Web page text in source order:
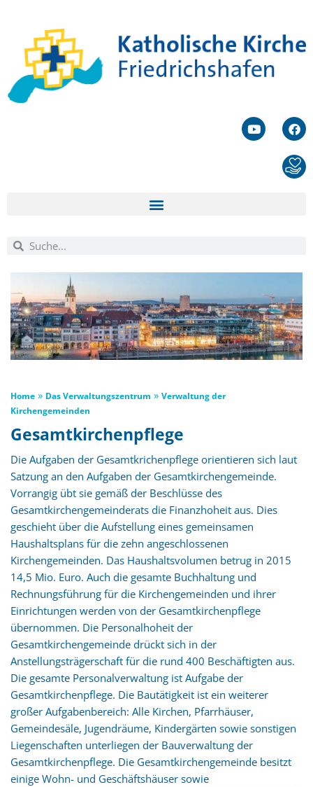
Home » Das Verwaltungszentrum » Verwaltung der
Kirchengemeinden
Gesamtkirchenpflege
Die Aufgaben der Gesamtkrichenpflege orientieren sich laut
Satzung an den Aufgaben der Gesamtkirchengemeinde.
Vorrangig übt sie gemäß der Beschlüsse des
Gesamtkirchengemeinderats die Finanzhoheit aus. Dies
geschieht über die Aufstellung eines gemeinsamen
Haushaltsplans für die zehn angeschlossenen
Kirchengemeinden. Das Haushaltsvolumen betrug in 2015
14,5 Mio. Euro. Auch die gesamte Buchhaltung und
Rechnungsführung für die Kirchengemeinden und ihrer
Einrichtungen werden von der Gesamtkirchenpflege
übernommen. Die Personalhoheit der
Gesamtkirchengemeinde drückt sich in der
Anstellungsträgerschaft für die rund 400 Beschäftigten aus.
Die gesamte Personalverwaltung ist Aufgabe der
Gesamtkirchenpflege. Die Bautätigkeit ist ein weiterer
großer Aufgabenbereich: Alle Kirchen, Pfarrhäuser,
Gemeindesäle, Jugendräume, Kindergärten sowie sonstigen
Liegenschaften unterliegen der Bauverwaltung der
Gesamtkirchenpflege. Die Gesamtkirchengemeinde besitzt
einige Wohn- und Geschäftshäuser sowie